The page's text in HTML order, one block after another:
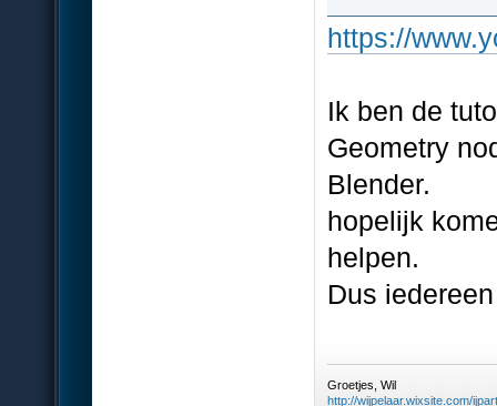
https://
Ik ben de
Geometry
Blender.
hopelijk
helpen.
Dus
Groetjes, Wil
http://wijpelaar.wixsite.com/